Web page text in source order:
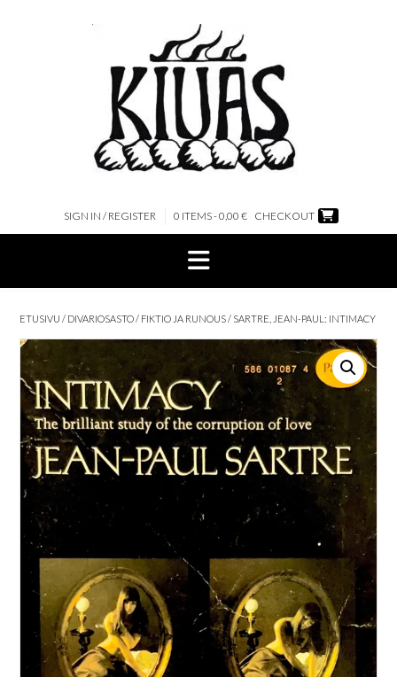
SIGN IN / REGISTER 0 ITEMS - 0,00 € CHECKOUT
ETUSIVU / DIVARIOSASTO/ FIKTIO JA RUNOUS/ SARTRE, JEAN-PAUL: INTIMACY